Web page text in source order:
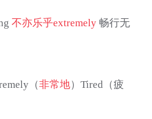
不亦乐乎extremely畅行无
（非常地）Tired（疲